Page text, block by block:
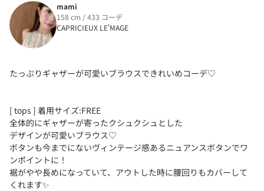
mami
158 cm / 433 コーデ
CAPRICIEUX LE'MAGE
たっぷりギャザーが可愛いブラウスできれいめコーデ♡
[ tops ] 着用サイズ:FREE
全体的にギャザーが寄ったクシュクシュとした
デザインが可愛いブラウス♡
ボタンも今までにないヴィンテージ感あるニュアンスボタンでワ
ンポイントに！
裾がやや長めになっていて、アウトした時に腰回りもカバーして
くれます✨